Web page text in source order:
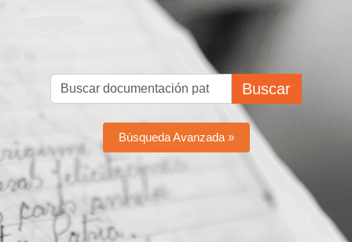
Buscar
Búsqueda Avanzada »